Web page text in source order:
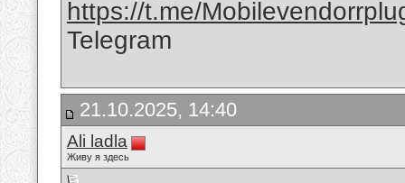
https://t.me/
Telegram​​
21.10.2025, 14:40
Ali ladla
Живу я здесь